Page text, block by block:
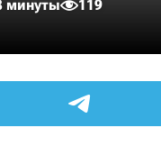
минуты 119